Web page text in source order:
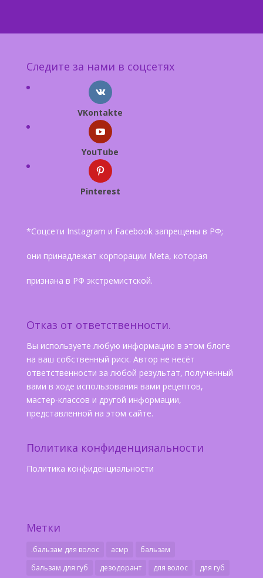
Следите за нами в соцсетях
VKontakte
YouTube
Pinterest
*Соцсети Instagram и Facebook запрещены в РФ;
они принадлежат корпорации Meta, которая
признана в РФ экстремистской.
Отказ от ответственности.
Вы используете любую информацию в этом блоге
на ваш собственный риск. Автор не несёт
ответственности за любой результат, полученный
вами в ходе использования вами рецептов,
мастер-классов и другой информации,
представленной на этом сайте.
Политика конфиденцияальности
Политика конфиденциальности
Метки
.бальзам для волос асмр
бальзам
бальзам для губ
дезодорант для волос
для губ